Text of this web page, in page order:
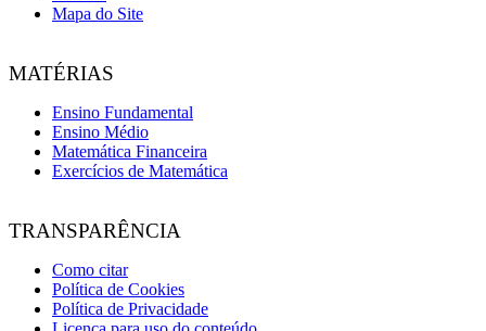
Mapa do Site
MATÉRIAS
Ensino Fundamental
Ensino Médio
Matemática Financeira
Exercícios de Matemática
TRANSPARÊNCIA
Como citar
Política de Cookies
Política de Privacidade